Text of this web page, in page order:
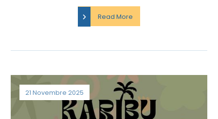
Read More
21 Novembre 2025